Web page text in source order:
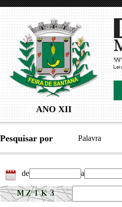
ANO XII
Pesquisar por Palavra
de a